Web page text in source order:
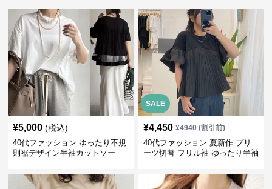
¥5,000 (税込)
40代ファッション ゆったり不規
則裾デザイン半袖カットソー
SALE
¥4,450 ¥4940(割引前)
40代ファッション 夏新作 プリ
ーツ切替 フリル袖 ゆったり半袖